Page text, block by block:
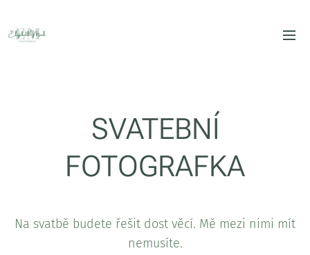
SVATEBNÍ
FOTOGRAFKA
Na svatbě budete řešit dost věcí. Mě mezi nimi mít
nemusíte.